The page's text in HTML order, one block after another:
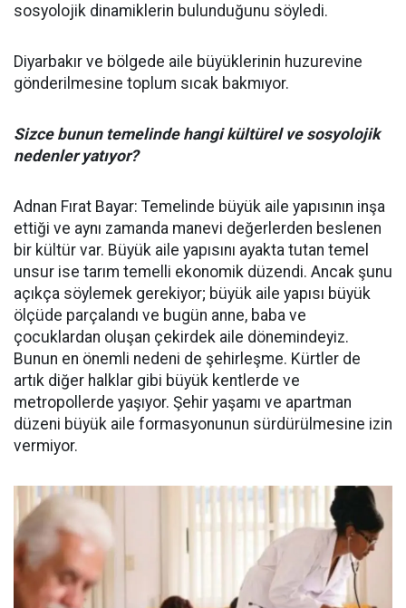
sosyolojik dinamiklerin bulunduğunu söyledi.
Diyarbakır ve bölgede aile büyüklerinin huzurevine
gönderilmesine toplum sıcak bakmıyor.
Sizce bunun temelinde hangi kültürel ve sosyolojik
nedenler yatıyor?
Adnan Fırat Bayar: Temelinde büyük aile yapısının inşa
ettiği ve aynı zamanda manevi değerlerden beslenen
bir kültür var. Büyük aile yapısını ayakta tutan temel
unsur ise tarım temelli ekonomik düzendi. Ancak şunu
açıkça söylemek gerekiyor; büyük aile yapısı büyük
ölçüde parçalandı ve bugün anne, baba ve
çocuklardan oluşan çekirdek aile dönemindeyiz.
Bunun en önemli nedeni de şehirleşme. Kürtler de
artık diğer halklar gibi büyük kentlerde ve
metropollerde yaşıyor. Şehir yaşamı ve apartman
düzeni büyük aile formasyonunun sürdürülmesine izin
vermiyor.